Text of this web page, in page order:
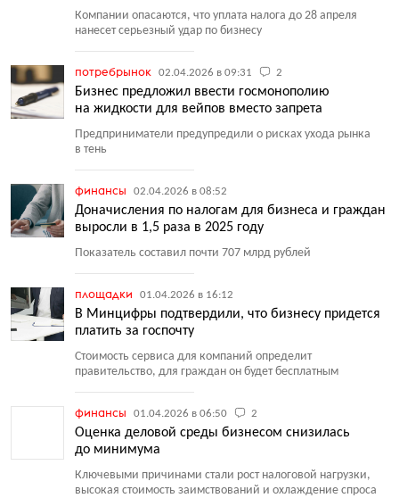
Компании опасаются, что уплата налога до 28 апреля
нанесет серьезный удар по бизнесу
потребрынок 02.04.2026 в 09:31 2
Бизнес предложил ввести госмонополию
на жидкости для вейпов вместо запрета
Предприниматели предупредили о рисках ухода рынка
в тень
финансы 02.04.2026 в 08:52
Доначисления по налогам для бизнеса и граждан
выросли в 1,5 раза в 2025 году
Показатель составил почти 707 млрд рублей
площадки 01.04.2026 в 16:12
В Минцифры подтвердили, что бизнесу придется
платить за госпочту
Стоимость сервиса для компаний определит
правительство, для граждан он будет бесплатным
финансы 01.04.2026 в 06:50 2
Оценка деловой среды бизнесом снизилась
до минимума
Ключевыми причинами стали рост налоговой нагрузки,
высокая стоимость заимствований и охлаждение спроса